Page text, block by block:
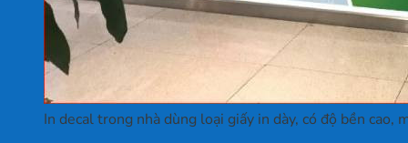
In decal trong nhà dùng loại giấy in dày, có độ bền cao,